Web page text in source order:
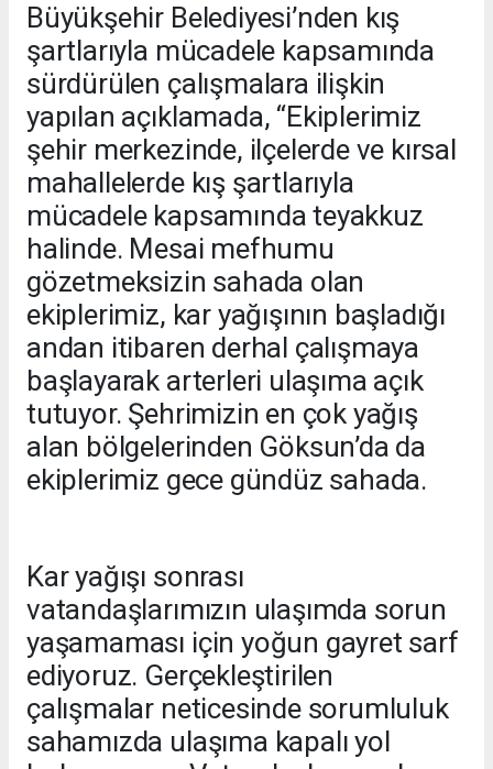
Büyükşehir Belediyesi’nden kış
şartlarıyla mücadele kapsamında
sürdürülen çalışmalara ilişkin
yapılan açıklamada, “Ekiplerimiz
şehir merkezinde, ilçelerde ve kırsal
mahallelerde kış şartlarıyla
mücadele kapsamında teyakkuz
halinde. Mesai mefhumu
gözetmeksizin sahada olan
ekiplerimiz, kar yağışının başladığı
andan itibaren derhal çalışmaya
başlayarak arterleri ulaşıma açık
tutuyor. Şehrimizin en çok yağış
alan bölgelerinden Göksun’da da
ekiplerimiz gece gündüz sahada.
Kar yağışı sonrası
vatandaşlarımızın ulaşımda sorun
yaşamaması için yoğun gayret sarf
ediyoruz. Gerçekleştirilen
çalışmalar neticesinde sorumluluk
sahamızda ulaşıma kapalı yol